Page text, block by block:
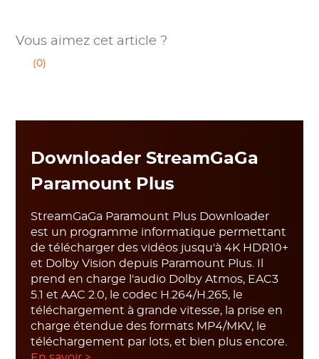
Vous aimez cet article ?
(0)
Downloader StreamGaGa
Paramount Plus
StreamGaGa Paramount Plus Downloader
est un programme informatique permettant
de télécharger des vidéos jusqu'à 4K HDR10+
et Dolby Vision depuis Paramount Plus. Il
prend en charge l'audio Dolby Atmos, EAC3
5.1 et AAC 2.0, le codec H.264/H.265, le
téléchargement à grande vitesse, la prise en
charge étendue des formats MP4/MKV, le
téléchargement par lots, et bien plus encore.